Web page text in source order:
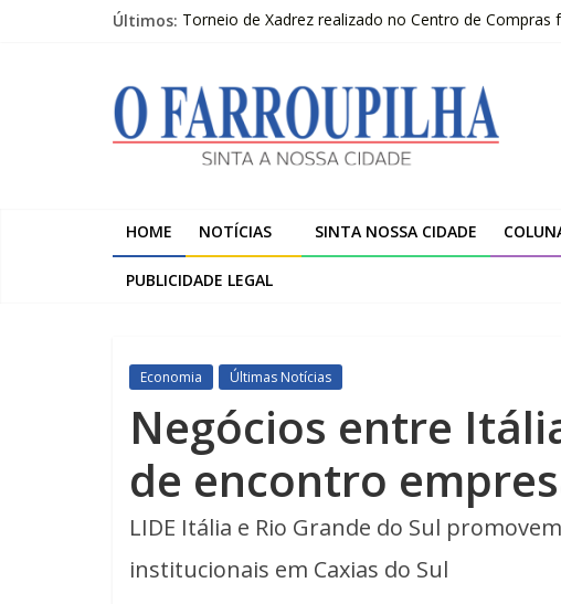
Últimos: Torneio de Xadrez realizado no Centro de Compras
Projeto do Moinhos de Vento ultrapassa 900
2º Moot do escotismo nacional passa por Farroupilha
O
Farroupilha
Nossa
Cidade
HOME NOTÍCIAS SINTA NOSSA CIDADE
PUBLICIDADE LEGAL
Economia Últimas Notícias
Negócios entre
de encontro
LIDE Itália e Rio Grande do Sul
institucionais em Caxias do Sul